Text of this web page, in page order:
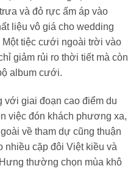
và đỏ rực ấm áp vào
liệu vô giá cho wedding
Một tiệc cưới ngoài trời vào
giảm rủi ro thời tiết mà còn
album cưới.
với giai đoạn cao điểm du
việc đón khách phương xa,
về tham dự cũng thuận
nhiều cặp đôi Việt kiều và
thường chọn mùa khô